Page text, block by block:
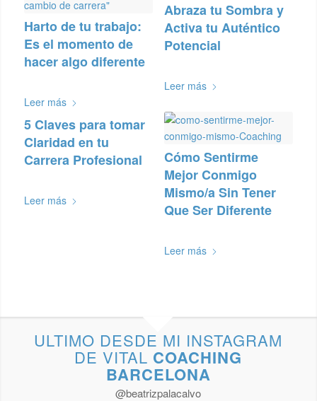
Harto de tu trabajo:
Es el momento de
hacer algo diferente
Leer más
Abraza tu Sombra y
Activa tu Auténtico
Potencial
Leer más
5 Claves para tomar
Claridad en tu
Carrera Profesional
Leer más
Cómo Sentirme
Mejor Conmigo
Mismo/a Sin Tener
Que Ser Diferente
Leer más
ULTIMO DESDE MI INSTAGRAM
DE VITAL COACHING
BARCELONA
@beatrizpalacalvo